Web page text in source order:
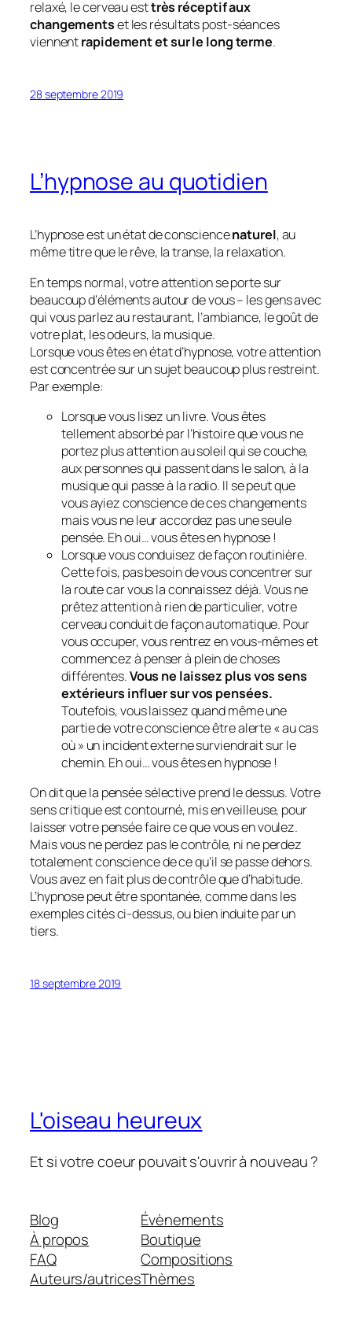
relaxé, le cerveau esttrès réceptif aux
changementset les résultats post-séances
viennentrapidement et sur le long terme.
28 septembre 2019
L’hypnose au quotidien
L’hypnose est un état de consciencenaturel, au
même titre que le rêve, la transe, la relaxation.
En temps normal, votre attention se porte sur
beaucoup d’éléments autour de vous – les gens avec
qui vous parlez au restaurant, l’ambiance, le goût de
votre plat, les odeurs, la musique.
Lorsque vous êtes en état d’hypnose, votre attention
est concentrée sur un sujet beaucoup plus restreint.
Par exemple:
Lorsque vous lisez un livre. Vous êtes
tellement absorbé par l’histoire que vous ne
portez plus attention au soleil qui se couche,
aux personnes qui passent dans le salon, à la
musique qui passe à la radio. Il se peut que
vous ayiez conscience de ces changements
mais vous ne leur accordez pas une seule
pensée. Eh oui… vous êtes en hypnose !
Lorsque vous conduisez de façon routinière.
Cette fois, pas besoin de vous concentrer sur
la route car vous la connaissez déjà. Vous ne
prêtez attention à rien de particulier, votre
cerveau conduit de façon automatique. Pour
vous occuper, vous rentrez en vous-mêmes et
commencez à penser à plein de choses
différentes.Vous ne laissez plus vos sens
extérieurs influer sur vos pensées.
Toutefois, vous laissez quand même une
partie de votre conscience être alerte « au cas
où » un incident externe surviendrait sur le
chemin. Eh oui… vous êtes en hypnose !
On dit que la pensée sélective prend le dessus. Votre
sens critique est contourné, mis en veilleuse, pour
laisser votre pensée faire ce que vous en voulez.
Mais vous ne perdez pas le contrôle, ni ne perdez
totalement conscience de ce qu’il se passe dehors.
Vous avez en faitplus de contrôleque d’habitude.
L’hypnose peut être spontanée, comme dans les
exemples cités ci-dessus, ou bien induite par un
tiers.
18 septembre 2019
L'oiseau heureux
Et si votre coeur pouvait s'ouvrir à nouveau ?
Blog
À propos
FAQ
Auteurs/autrices
Évènements
Boutique
Compositions
Thèmes